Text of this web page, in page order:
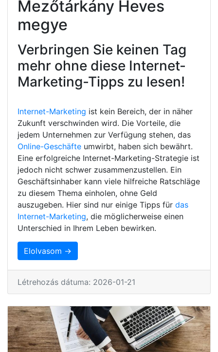
Mezőtárkány Heves
megye
Verbringen Sie keinen Tag
mehr ohne diese Internet-
Marketing-Tipps zu lesen!
Internet-Marketing ist kein Bereich, der in näher
Zukunft verschwinden wird. Die Vorteile, die
jedem Unternehmen zur Verfügung stehen, das
Online-Geschäfte umwirbt, haben sich bewährt.
Eine erfolgreiche Internet-Marketing-Strategie ist
jedoch nicht schwer zusammenzustellen. Ein
Geschäftsinhaber kann viele hilfreiche Ratschläge
zu diesem Thema einholen, ohne Geld
auszugeben. Hier sind nur einige Tipps für das
Internet-Marketing, die möglicherweise einen
Unterschied in Ihrem Leben bewirken.
Elolvasom →
Létrehozás dátuma: 2026-01-21